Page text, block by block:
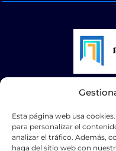
Esta página web usa
para personalizar el
analizar el tráfico. Además,
haga del sitio web con
© 2025 Puertas